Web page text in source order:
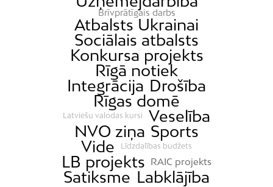
Brīvprātīgais darbs
Atbalsts Ukrainai
Sociālais atbalsts
Konkursa projekts
Rīgā notiek
Integrācija Drošība
Rīgas domē
Latviešu valodas kursi
Veselība
NVO ziņa Sports
Vide
Līdzdalības budžets
LB projekts RAIC projekts
Satiksme Labklājība